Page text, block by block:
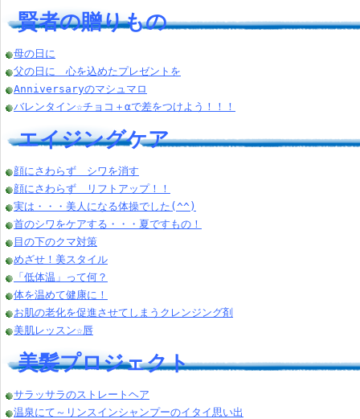
賢者の贈りもの
母の日に
父の日に 心を込めたプレゼントを
Anniversaryのマシュマロ
バレンタイン☆チョコ＋αで差をつけよう！！！
エイジングケア
顔にさわらず シワを消す
顔にさわらず リフトアップ！！
実は・・・美人になる体操でした(^^)
首のシワをケアする・・・夏ですもの！
目の下のクマ対策
めざせ！美スタイル
「低体温」って何？
体を温めて健康に！
お肌の老化を促進させてしまうクレンジング剤
美肌レッスン☆唇
美髪プロジェクト
サラッサラのストレートヘア
温泉にて～リンスインシャンプーのイタイ思い出